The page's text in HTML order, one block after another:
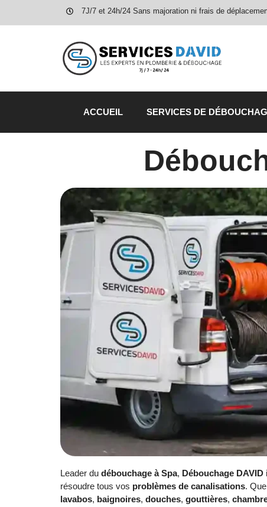
7J/7 et 24h/24 Sans majoration ni frais de
ACCUEIL SERVICES DE
Leader du débouchage à Spa, Débouchage DAVID
résoudre tous vos problèmes de canalisations.
lavabos, baignoires, douches, gouttières,